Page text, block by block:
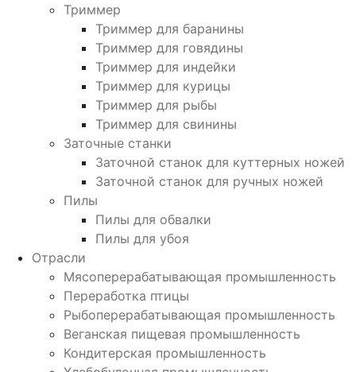
Триммер
Триммер для баранины
Триммер для говядины
Триммер для индейки
Триммер для курицы
Триммер для рыбы
Триммер для свинины
Заточные станки
Заточной станок для куттерных ножей
Заточной станок для ручных ножей
Пилы
Пилы для обвалки
Пилы для убоя
Отрасли
Мясоперерабатывающая промышленность
Переработка птицы
Рыбоперерабатывающая промышленность
Веганская пищевая промышленность
Кондитерская промышленность